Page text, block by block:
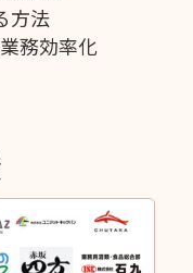
方法
務効率化